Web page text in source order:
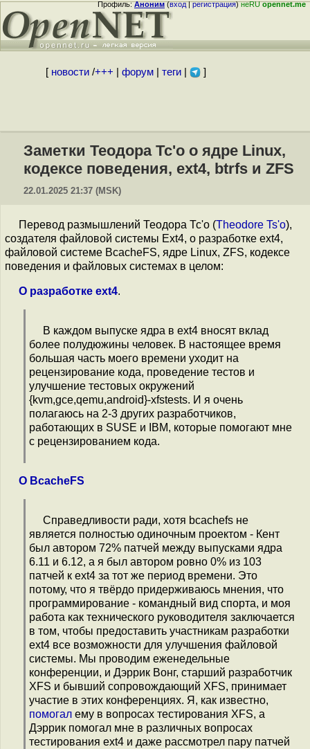
Профиль:Аноним(вход|регистрация)неRUopennet.me
[ новости/+++ форум| теги| ]
Заметки Теодора Тс'о о ядре Linux,
кодексе поведения, ext4, btrfs и ZFS
22.01.2025 21:37 (MSK)
Перевод размышлений Теодора Тс'о (Theodore Ts'o),
создателя файловой системы Ext4, о разработке ext4,
файловой системе BcacheFS, ядре Linux, ZFS, кодексе
поведения и файловых системах в целом:
О разработке ext4.
В каждом выпуске ядра в ext4 вносят вклад
более полудюжины человек. В настоящее время
большая часть моего времени уходит на
рецензирование кода, проведение тестов и
улучшение тестовых окружений
{kvm,gce,qemu,android}-xfstests. И я очень
полагаюсь на 2-3 других разработчиков,
работающих в SUSE и IBM, которые помогают мне
с рецензированием кода.
О BcacheFS
Справедливости ради, хотя bcachefs не
является полностью одиночным проектом - Кент
был автором 72% патчей между выпусками ядра
6.11 и 6.12, а я был автором ровно 0% из 103
патчей к ext4 за тот же период времени. Это
потому, что я твёрдо придерживаюсь мнения, что
программирование - командный вид спорта, и моя
работа как технического руководителя заключается
в том, чтобы предоставить участникам разработки
ext4 все возможности для улучшения файловой
системы. Мы проводим еженедельные
конференции, и Дэррик Вонг, старший разработчик
XFS и бывший сопровождающий XFS, принимает
участие в этих конференциях. Я, как известно,
помогалему в вопросах тестирования XFS, а
Дэррик помогал мне в различных вопросах
тестирования ext4 и даже рассмотрел пару патчей